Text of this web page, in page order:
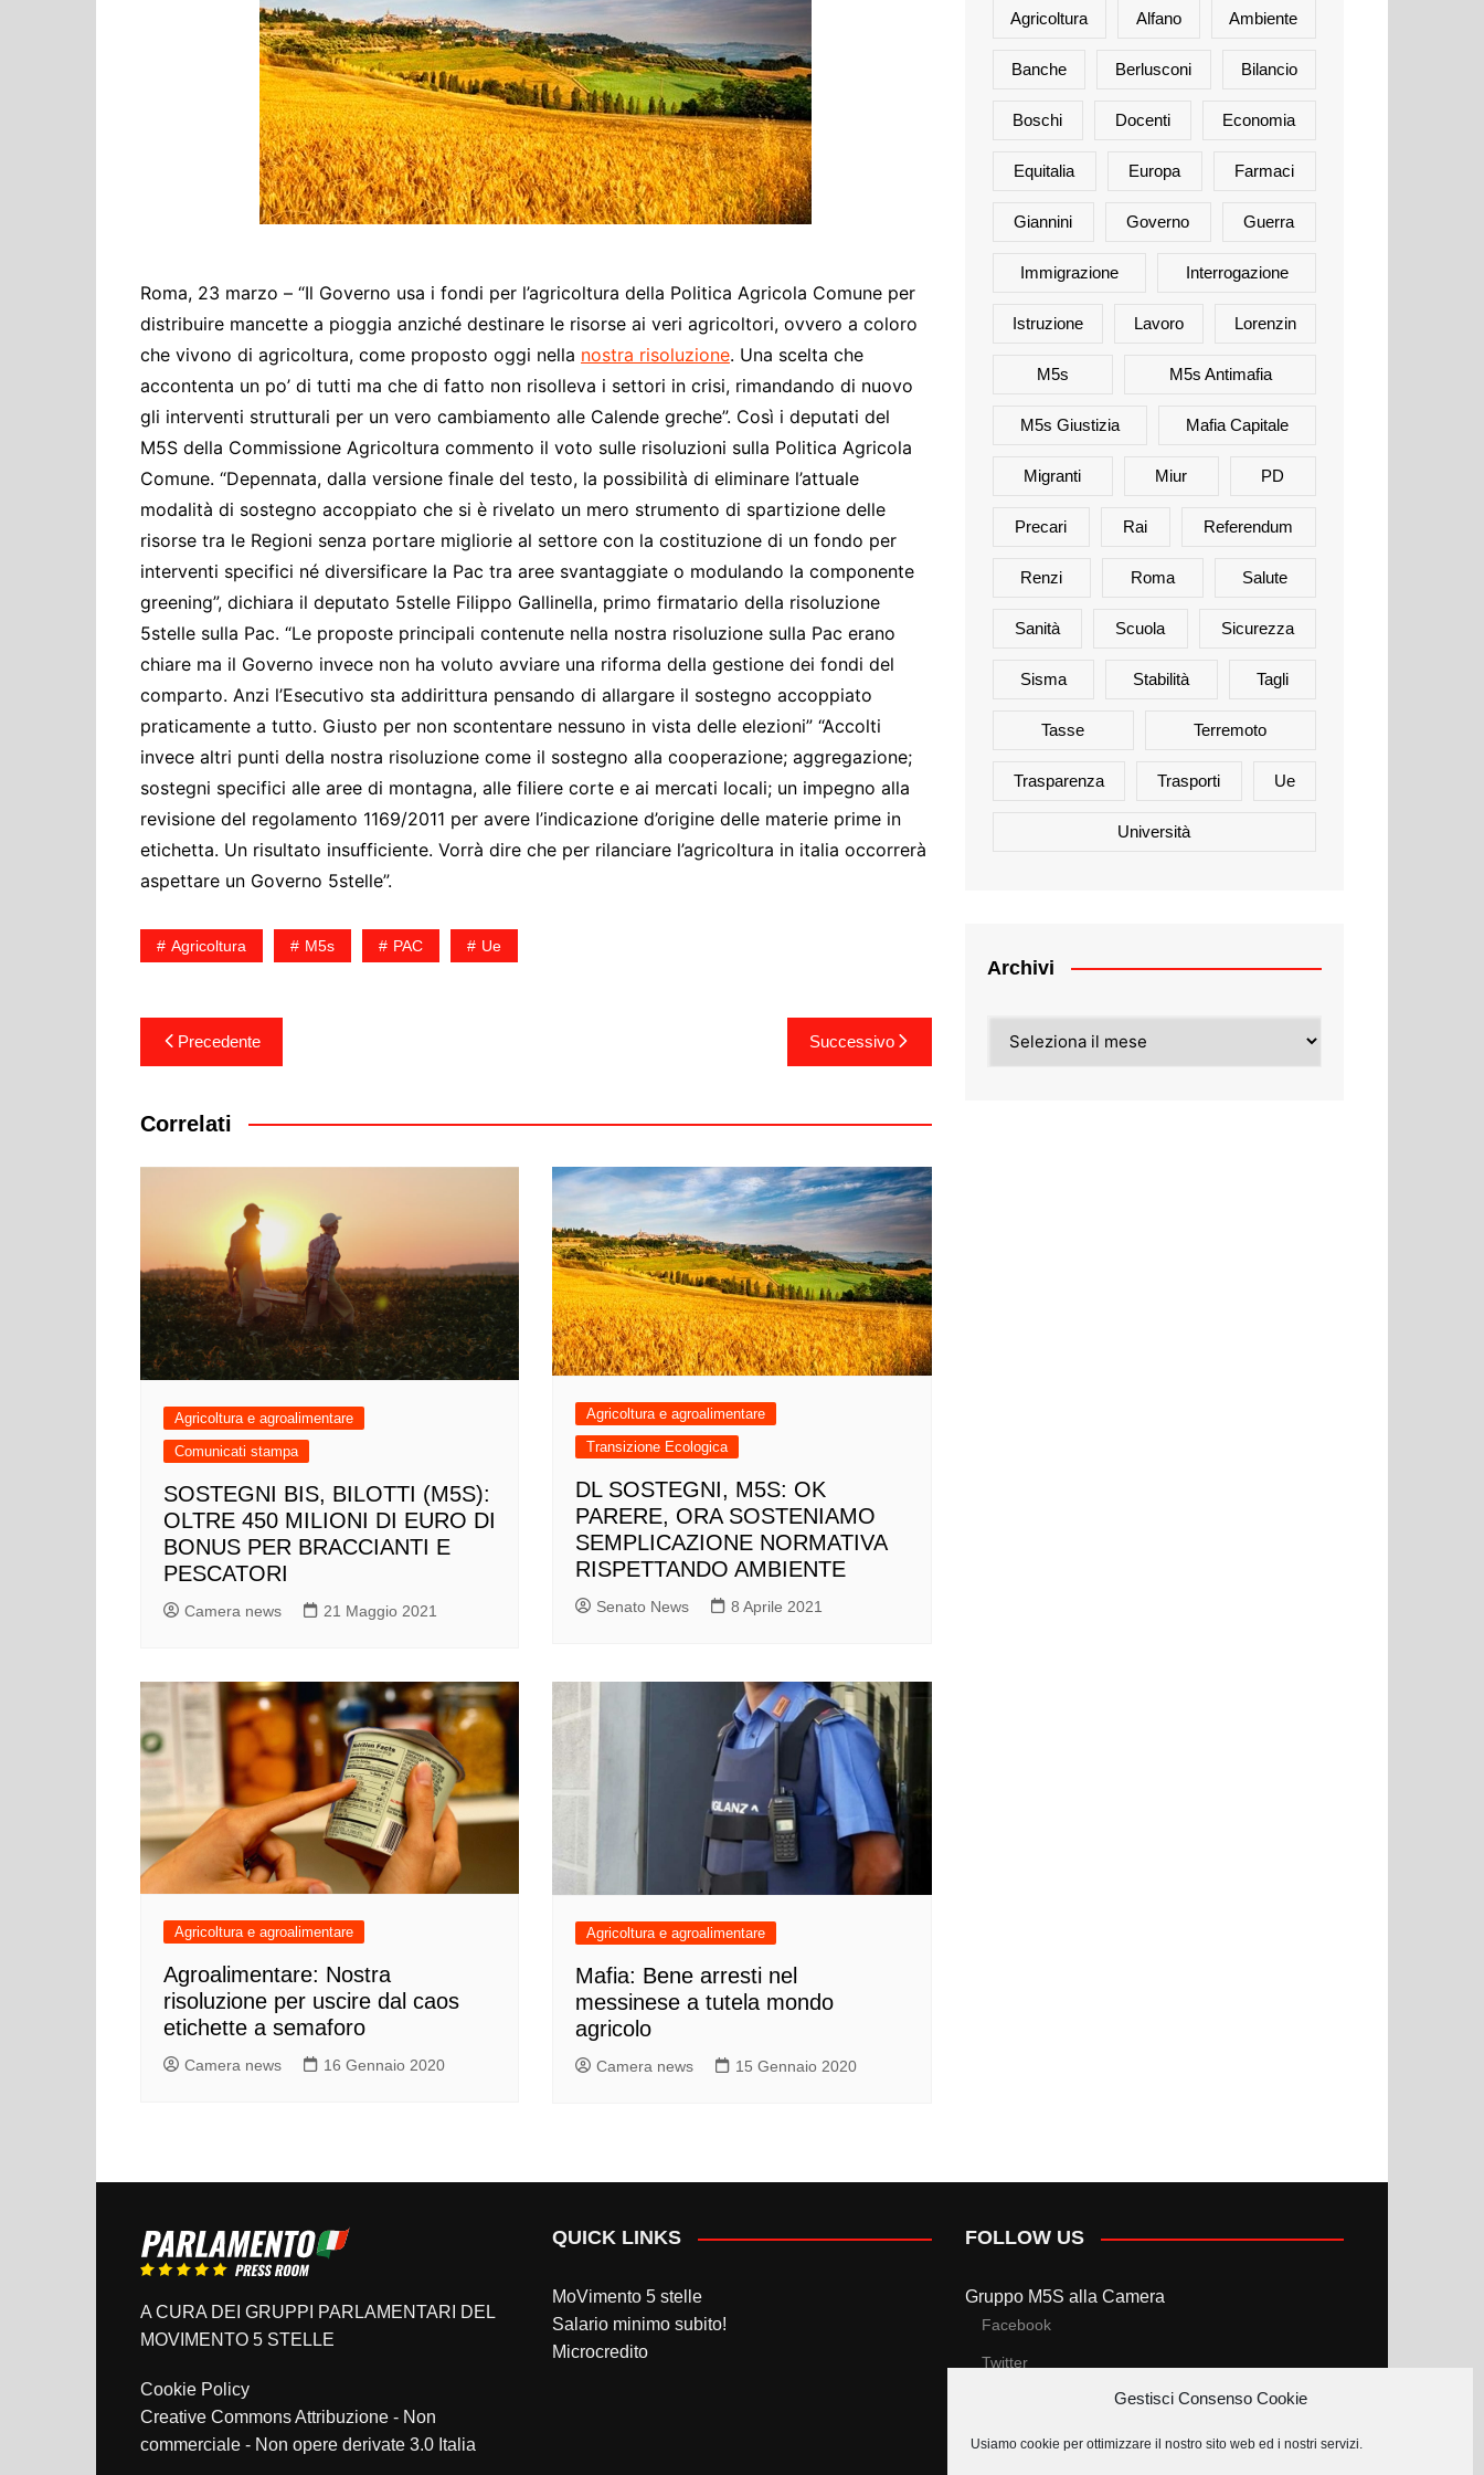
Gestisci Consenso Cookie
Usiamo cookie per ottimizzare il nostro sito web ed i nostri servizi.
Cultura ed Istruzione
Difesa
Eventi
Finanze e tesoro
Giustizia
Lavori pubblici e Trasporti
Lavoro
Rifiuti
Roma, 23 marzo – “Il Governo usa i fondi per l’agricoltura della Politica Agricola Comune per
distribuire mancette a pioggia anziché destinare le risorse ai veri agricoltori, ovvero a coloro
che vivono di agricoltura, come proposto oggi nella nostra risoluzione. Una scelta che
accontenta un po’ di tutti ma che di fatto non risolleva i settori in crisi, rimandando di nuovo
gli interventi strutturali per un vero cambiamento alle Calende greche”. Così i deputati del
M5S della Commissione Agricoltura commento il voto sulle risoluzioni sulla Politica Agricola
Comune. “Depennata, dalla versione finale del testo, la possibilità di eliminare l’attuale
modalità di sostegno accoppiato che si è rivelato un mero strumento di spartizione delle
risorse tra le Regioni senza portare migliorie al settore con la costituzione di un fondo per
interventi specifici né diversificare la Pac tra aree svantaggiate o modulando la componente
greening”, dichiara il deputato 5stelle Filippo Gallinella, primo firmatario della risoluzione
5stelle sulla Pac. “Le proposte principali contenute nella nostra risoluzione sulla Pac erano
chiare ma il Governo invece non ha voluto avviare una riforma della gestione dei fondi del
comparto. Anzi l’Esecutivo sta addirittura pensando di allargare il sostegno accoppiato
praticamente a tutto. Giusto per non scontentare nessuno in vista delle elezioni” “Accolti
invece altri punti della nostra risoluzione come il sostegno alla cooperazione; aggregazione;
sostegni specifici alle aree di montagna, alle filiere corte e ai mercati locali; un impegno alla
revisione del regolamento 1169/2011 per avere l’indicazione d’origine delle materie prime in
etichetta. Un risultato insufficiente. Vorrà dire che per rilanciare l’agricoltura in italia occorrerà
aspettare un Governo 5stelle”.
Agricoltura M5s PAC Ue
Navigazione
articoli
Precedente Successivo
Correlati
Agricoltura e agroalimentare
Comunicati stampa
SOSTEGNI BIS, BILOTTI (M5S):
OLTRE 450 MILIONI DI EURO DI
BONUS PER BRACCIANTI E
PESCATORI
Camera news 21 Maggio 2021
Agricoltura e agroalimentare
Transizione Ecologica
DL SOSTEGNI, M5S: OK
PARERE, ORA SOSTENIAMO
SEMPLICAZIONE NORMATIVA
RISPETTANDO AMBIENTE
Senato News 8 Aprile 2021
Agricoltura e agroalimentare
Agroalimentare: Nostra
risoluzione per uscire dal caos
etichette a semaforo
Camera news 16 Gennaio 2020
Agricoltura e agroalimentare
Mafia: Bene arresti nel
messinese a tutela mondo
agricolo
Camera news 15 Gennaio 2020
Agricoltura Alfano Ambiente
Banche Berlusconi Bilancio
Boschi Docenti Economia
Equitalia Europa Farmaci
Giannini Governo Guerra
Immigrazione Interrogazione
Istruzione Lavoro Lorenzin
M5s M5s Antimafia
M5s Giustizia Mafia Capitale
Migranti Miur PD
Precari Rai Referendum
Renzi Roma Salute
Sanità Scuola Sicurezza
Sisma Stabilità Tagli
Tasse Terremoto
Trasparenza Trasporti Ue
Università
Archivi
A CURA DEI GRUPPI PARLAMENTARI DEL
MOVIMENTO 5 STELLE
Cookie Policy
Creative Commons Attribuzione - Non
commerciale - Non opere derivate 3.0 Italia
QUICK LINKS
MoVimento 5 stelle
Salario minimo subito!
Microcredito
FOLLOW US
Gruppo M5S alla Camera
Facebook
Twitter